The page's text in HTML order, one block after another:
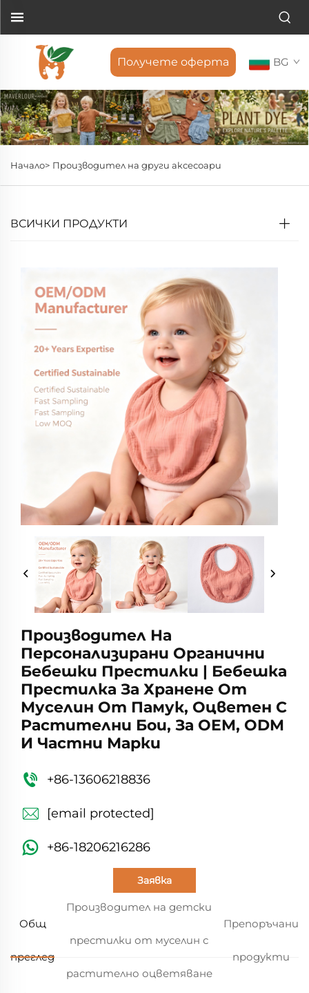
Получете оферта BG
Начало> Производител на други аксесоари
ВСИЧКИ ПРОДУКТИ
Производител На
Персонализирани Органични
Бебешки Престилки | Бебешка
Престилка За Хранене От
Муселин От Памук, Оцветен С
Растителни Бои, За OEM, ODM
И Частни Марки
+86-13606218836
[email protected]
+86-18206216286
Заявка
Общ
преглед
Производител на детски
престилки от муселин с
растително оцветяване
Препоръчани
продукти